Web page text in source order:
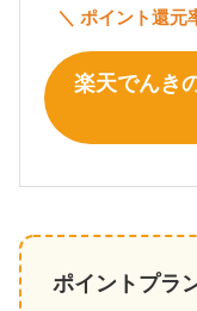
＼ ポイント還元
楽天でんき
ポイントプラ